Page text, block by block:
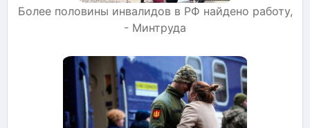
Более половины инвалидов в РФ найдено работу,
- Минтруда